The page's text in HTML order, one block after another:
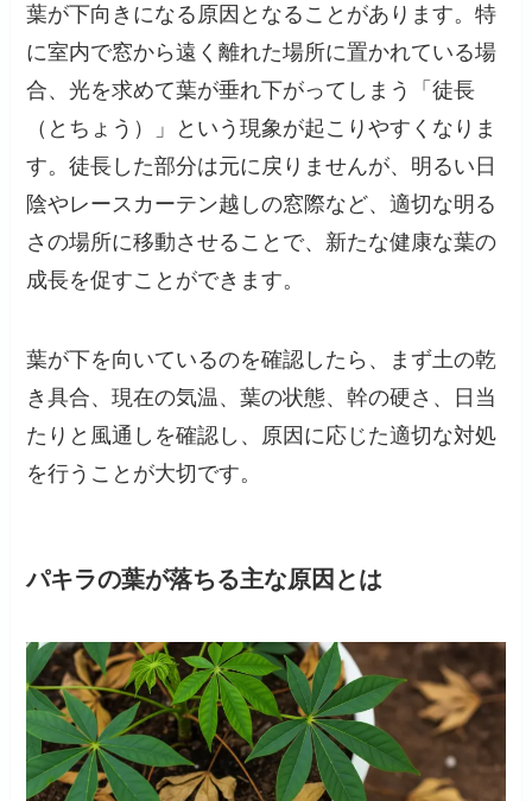
葉が下向きになる原因となることがあります。特
に室内で窓から遠く離れた場所に置かれている場
合、光を求めて葉が垂れ下がってしまう「徒長
（とちょう）」という現象が起こりやすくなりま
す。徒長した部分は元に戻りませんが、明るい日
陰やレースカーテン越しの窓際など、適切な明る
さの場所に移動させることで、新たな健康な葉の
成長を促すことができます。
葉が下を向いているのを確認したら、まず土の乾
き具合、現在の気温、葉の状態、幹の硬さ、日当
たりと風通しを確認し、原因に応じた適切な対処
を行うことが大切です。
パキラの葉が落ちる主な原因とは